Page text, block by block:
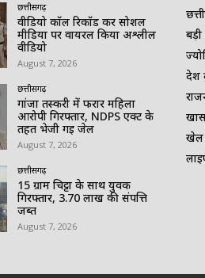
छत्तीसगढ़
वीडियो कॉल रिकॉर्ड कर सोशल
मीडिया पर वायरल किया अश्लील
वीडियो
August 7, 2026
छत्तीसगढ़
गांजा तस्करी में फरार महिला
आरोपी गिरफ्तार, NDPS एक्ट के
तहत भेजी गई जेल
August 7, 2026
छत्तीसगढ़
15 ग्राम चिट्टा के साथ युवक
गिरफ्तार, 3.70 लाख की संपत्ति
जब्त
August 7, 2026
देश
खेल